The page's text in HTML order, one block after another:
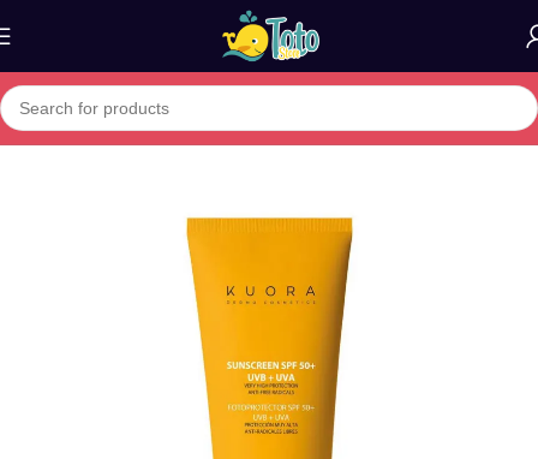
Home»Boutique»Kuora Écran Solaire SPF 50+ Visage & Corps –